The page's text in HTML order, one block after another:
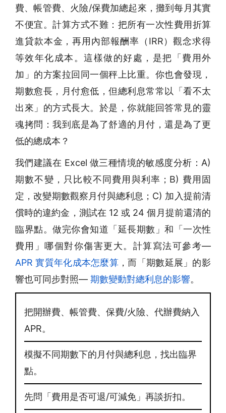
費、帳管費、火險/保費加總起來，攤到每月其實
不便宜。計算方式不難：把所有一次性費用折算
進貸款本金，再用內部報酬率（IRR）觀念求得
等效年化成本。這樣做的好處，是把「費用外
加」的方案拉回同一個秤上比重。你也會發現，
期數愈長，月付愈低，但總利息常常以「看不太
出來」的方式長大。於是，你就能回答常見的靈
魂拷問：我到底是為了舒適的月付，還是為了更
低的總成本？
我們建議在 Excel 做三種情境的敏感度分析：A)
期數不變，只比較不同費用與利率；B) 費用固
定，改變期數觀察月付與總利息；C) 加入提前清
償時的違約金，測試在 12 或 24 個月提前還清的
臨界點。做完你會知道「延長期數」和「一次性
費用」哪個對你傷害更大。計算寫法可參考—
APR 實質年化成本怎麼算 ，而「期數延展」的影
響也可同步對照— 期數變動對總利息的影響。
把開辦費、帳管費、保費/火險、代辦費納入
APR。
模擬不同期數下的月付與總利息，找出臨界
點。
先問「費用是否可退/可減免」再談折扣。